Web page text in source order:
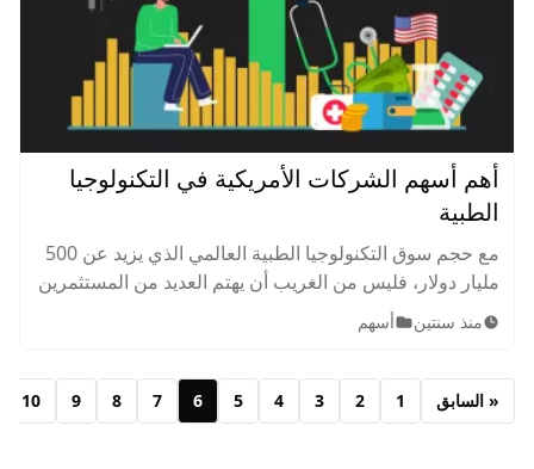
أهم أسهم الشركات الأمريكية في التكنولوجيا
الطبية
مع حجم سوق التكنولوجيا الطبية العالمي الذي يزيد عن 500
مليار دولار، فليس من الغريب أن يهتم العديد من المستثمرين
بأسهم التكنولوجيا الطبية. في هذا الموضوع، سنتناول بالضبط
ماهية أسهم التكنولوجيا الطبية ونحدد بعضًا من أفضل الأسهم
منذ سنتين أسهم
« السابق 1
2
3
4
5
6
7
8
9
10